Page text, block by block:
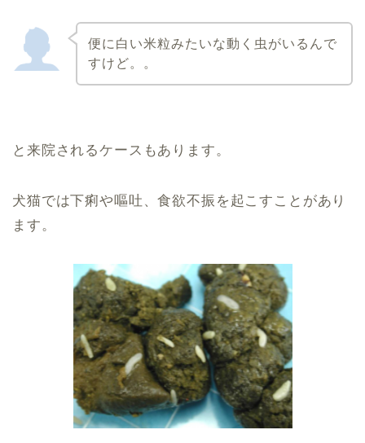
便に白い米粒みたいな動く虫がいるんで
すけど。。
と来院されるケースもあります。
犬猫では下痢や嘔吐、食欲不振を起こすことがあり
ます。